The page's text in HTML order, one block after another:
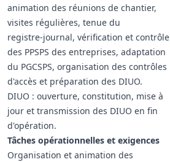
animation des réunions de chantier,
visites régulières, tenue du
registre‑journal, vérification et contrôle
des PPSPS des entreprises, adaptation
du PGCSPS, organisation des contrôles
d'accès et préparation des DIUO.
DIUO : ouverture, constitution, mise à
jour et transmission des DIUO en fin
d'opération.
Tâches opérationnelles et exigences
Organisation et animation des